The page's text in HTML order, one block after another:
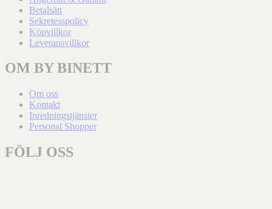
Betalsätt
Sekretesspolicy
Köpvillkor
Leveransvillkor
OM BY BINETT
Om oss
Kontakt
Inredningstjänster
Personal Shopper
FÖLJ OSS